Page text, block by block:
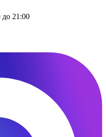
до 21:00